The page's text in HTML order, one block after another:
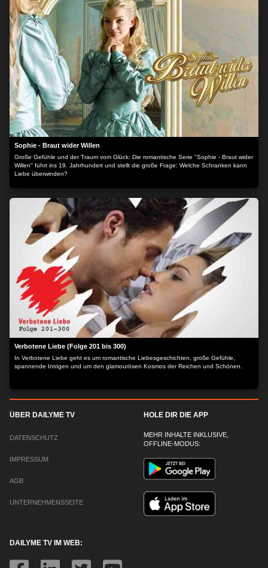
Sophie - Braut wider Willen
Große Gefühle und der Traum vom Glück: Die romantische Serie "Sophie - Braut wider
Willen" führt ins 19. Jahrhundert und stellt die große Frage: Welche Schranken kann
Liebe überwinden?
Verbotene Liebe (Folge 201 bis 300)
In Verbotene Liebe geht es um romantische Liebesgeschichten, große Gefühle,
spannende Intrigen und um den glamourösen Kosmos der Reichen und Schönen.
ÜBER DAILYME TV
DATENSCHUTZ
IMPRESSUM
AGB
UNTERNEHMENSSEITE
HOLE DIR DIE APP
MEHR INHALTE INKLUSIVE,
OFFLINE-MODUS:
DAILYME TV IM WEB: